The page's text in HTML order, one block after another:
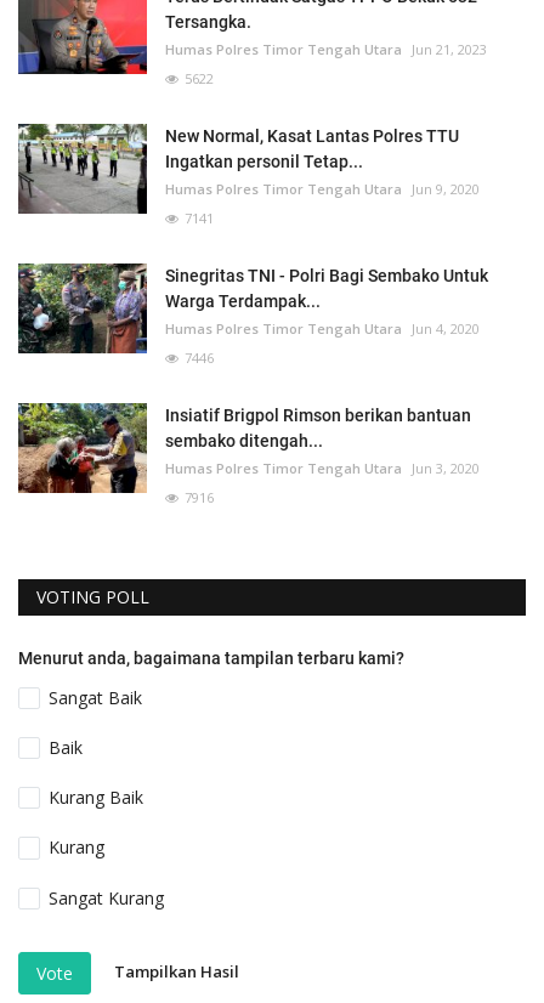
Tersangka.
Humas Polres Timor Tengah Utara
Jun 21, 2023
5622
New Normal, Kasat Lantas Polres TTU
Ingatkan personil Tetap...
Humas Polres Timor Tengah Utara
Jun 9, 2020
7141
Sinegritas TNI - Polri Bagi Sembako Untuk
Warga Terdampak...
Humas Polres Timor Tengah Utara
Jun 4, 2020
7446
Insiatif Brigpol Rimson berikan bantuan
sembako ditengah...
Humas Polres Timor Tengah Utara
Jun 3, 2020
7916
VOTING POLL
Menurut anda, bagaimana tampilan terbaru kami?
Sangat Baik
Baik
Kurang Baik
Kurang
Sangat Kurang
Vote Tampilkan Hasil